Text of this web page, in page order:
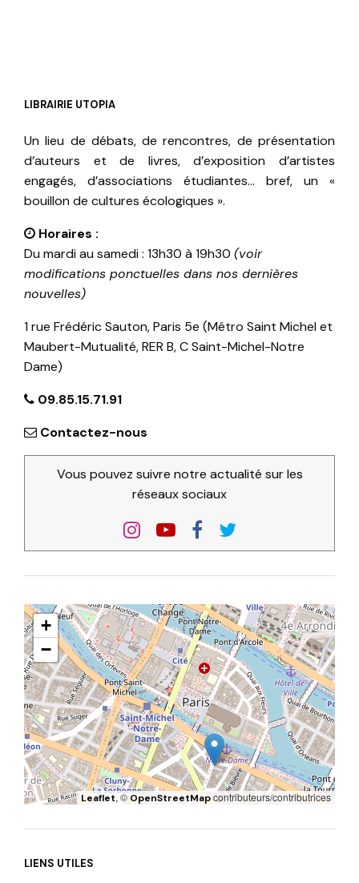
LIBRAIRIE UTOPIA
Un lieu de débats, de rencontres, de présentation
d’auteurs et de livres, d’exposition d’artistes
engagés, d’associations étudiantes… bref, un «
bouillon de cultures écologiques ».
Horaires :
Du mardi au samedi : 13h30 à 19h30 (voir
modifications ponctuelles dans nos dernières
nouvelles)
1 rue Frédéric Sauton, Paris 5e (Métro Saint Michel et
Maubert-Mutualité, RER B, C Saint-Michel-Notre
Dame)
09.85.15.71.91
Contactez-nous
Vous pouvez suivre notre actualité sur les
réseaux sociaux
+
−
Leaflet, ©OpenStreetMapcontributeurs/contributrices
LIENS UTILES